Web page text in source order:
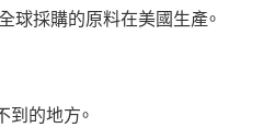
球採購的原料在美國生產。
到的地方。